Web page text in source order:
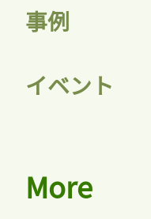
事例
イベント
More